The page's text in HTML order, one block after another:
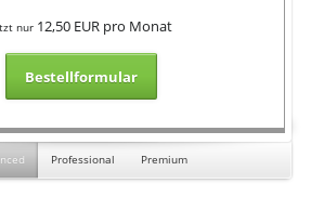
nur 12,50 EUR pro Monat
Bestellformular
Professional Premium